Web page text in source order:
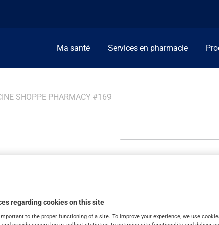
Ma santé Services en pharmacie
SHOPPE PHARMACY #169
regarding cookies on this site
to the proper functioning of a site. To improve your experience, we use